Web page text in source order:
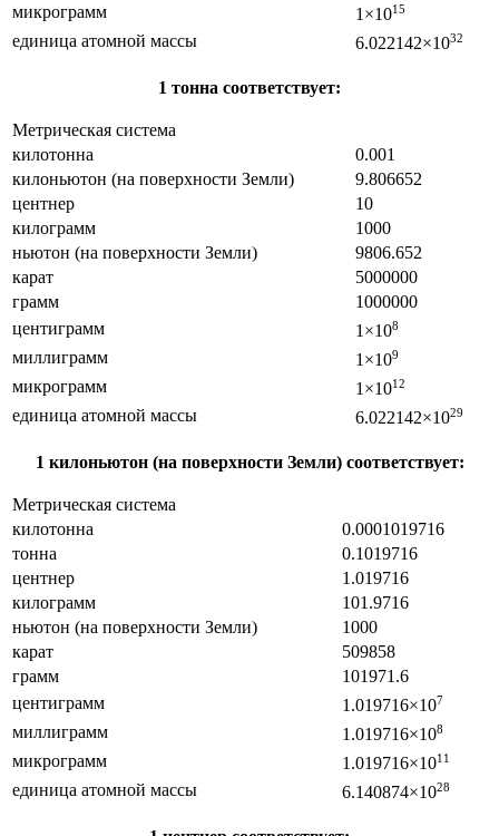
микрограмм 1×1015
единица атомной массы 6.022142×1032
1 тонна соответствует:
Метрическая система
килотонна
0.001
килоньютон (на поверхности Земли)
9.806652
центнер
10
килограмм
1000
ньютон (на поверхности Земли)
9806.652
карат
5000000
грамм
1000000
центиграмм
1×108
миллиграмм 1×109
микрограмм 1×1012
единица атомной массы 6.022142×1029
1 килоньютон (на поверхности Земли) соответствует:
Метрическая система
килотонна
0.0001019716
тонна
0.1019716
центнер
1.019716
килограмм
101.9716
ньютон (на поверхности Земли)
1000
карат
509858
грамм
101971.6
центиграмм
1.019716×107
миллиграмм 1.019716×108
микрограмм 1.019716×1011
единица атомной массы 6.140874×1028